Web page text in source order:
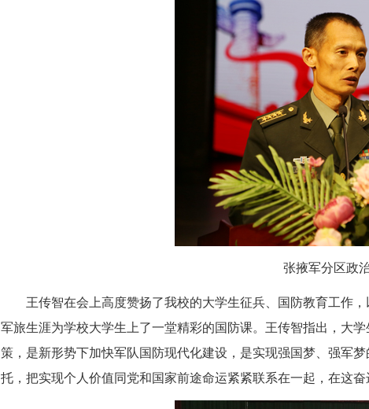
张掖军分区政
王传智在会上高度赞扬了我校的大学生征兵、国防教育工作
军旅生涯为学校大学生上了一堂精彩的国防课。王传智指出，大学生
策，是新形势下加快军队国防现代化建设，是实现强国梦、强
托，把实现个人价值同党和国家前途命运紧紧联系在一起，在这